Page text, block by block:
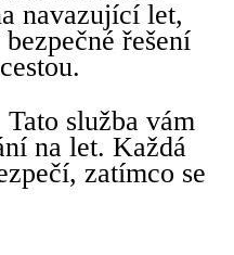
navazující let,
řešení
služba vám
na let. Každá
zatímco se